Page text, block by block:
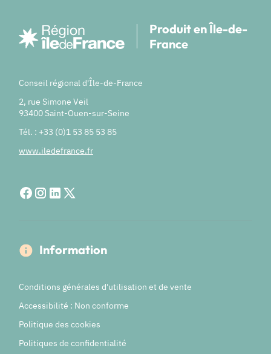
Produit en Île-de-
France
Conseil régional d'Île-de-France
2, rue Simone Veil
93400 Saint-Ouen-sur-Seine
Tél. : +33 (0)1 53 85 53 85
www.iledefrance.fr
Information
Conditions générales d'utilisation et de vente
Accessibilité : Non conforme
Politique des cookies
Politiques de confidentialité